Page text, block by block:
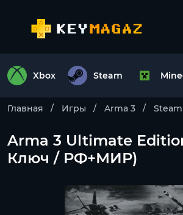
Xbox Steam
Главная Игры Arma 3 Steam
Arma 3 Ultimate
Ключ / РФ+МИР)